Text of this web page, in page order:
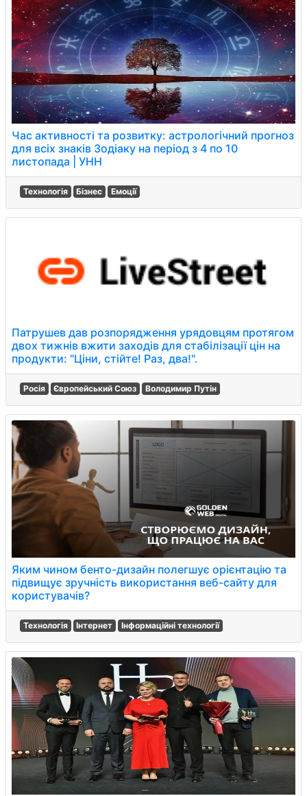
Час активності та розвитку: астрологічний прогноз
для всіх знаків Зодіаку на період з 4 по 10
листопада | УНН
Технологія Бізнес Емоції
Патрушев дав розпорядження урядовцям протягом
двох тижнів вжити заходів для стабілізації цін на
продукти: "Ціни, стійте! Раз, два!".
Росія Європейський Союз Володимир Путін
Яким чином бенто-дизайн полегшує орієнтацію та
підвищує зручність використання веб-сайту для
користувачів?
Технологія Інтернет Інформаційні технології